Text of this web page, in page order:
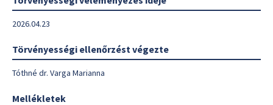
2026.04.23
Törvényességi ellenőrzést végezte
Tóthné dr. Varga Marianna
Mellékletek